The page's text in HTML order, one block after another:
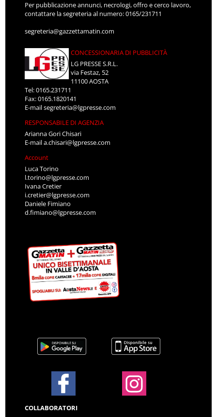
Per pubblicazione annunci, necrologi, offro e cerco lavoro,
contattare la segreteria al numero: 0165/231711
segreteria@gazzettamatin.com
CONCESSIONARIA DI PUBBLICITÀ
LG PRESSE S.R.L.
via Festaz, 52
11100 AOSTA
Tel: 0165.231711
Fax: 0165.1820141
E-mailsegreteria@lgpresse.com
RESPONSABILE DI AGENZIA
Arianna Gori Chisari
E-maila.chisari@lgpresse.com
Account
Luca Torino
l.torino@lgpresse.com
Ivana Cretier
i.cretier@lgpresse.com
Daniele Fimiano
d.fimiano@lgpresse.com
COLLABORATORI